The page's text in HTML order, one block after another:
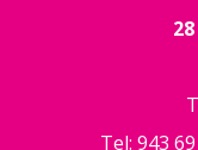
Tel: 943